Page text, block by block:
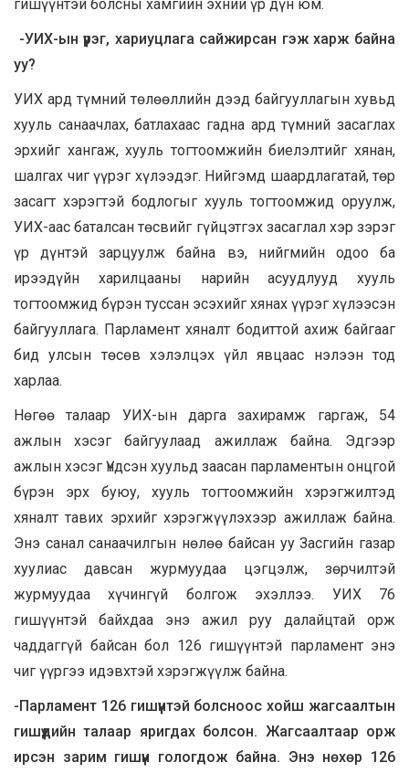
гишүүнтэй болсны хамгийн эхний үр дүн юм.
-УИХ-ын үүрэг, хариуцлага сайжирсан гэж харж байна
уу?
УИХ ард түмний төлөөллийн дээд байгууллагын хувьд
хууль санаачлах, батлахаас гадна ард түмний засаглах
эрхийг хангаж, хууль тогтоомжийн биелэлтийг хянан,
шалгах чиг үүрэг хүлээдэг. Нийгэмд шаардлагатай, төр
засагт хэрэгтэй бодлогыг хууль тогтоомжид оруулж,
УИХ-аас баталсан төсвийг гүйцэтгэх засаглал хэр зэрэг
үр дүнтэй зарцуулж байна вэ, нийгмийн одоо ба
ирээдүйн харилцааны нарийн асуудлууд хууль
тогтоомжид бүрэн туссан эсэхийг хянах үүрэг хүлээсэн
байгууллага. Парламент хяналт бодиттой ахиж байгааг
бид улсын төсөв хэлэлцэх үйл явцаас нэлээн тод
харлаа.
Нөгөө талаар УИХ-ын дарга захирамж гаргаж, 54
ажлын хэсэг байгуулаад ажиллаж байна. Эдгээр
ажлын хэсэг Үндсэн хуульд заасан парламентын онцгой
бүрэн эрх буюу, хууль тогтоомжийн хэрэгжилтэд
хяналт тавих эрхийг хэрэгжүүлэхээр ажиллаж байна.
Энэ санал санаачилгын нөлөө байсан уу Засгийн газар
хуулиас давсан журмуудаа цэгцэлж, зөрчилтэй
журмуудаа хүчингүй болгож эхэллээ. УИХ 76
гишүүнтэй байхдаа энэ ажил руу далайцтай орж
чаддаггүй байсан бол 126 гишүүнтэй парламент энэ
чиг үүргээ идэвхтэй хэрэгжүүлж байна.
-Парламент 126 гишүүнтэй болсноос хойш жагсаалтын
гишүүдийн талаар яригдах болсон. Жагсаалтаар орж
ирсэн зарим гишүүн гологдож байна. Энэ нөхөр 126